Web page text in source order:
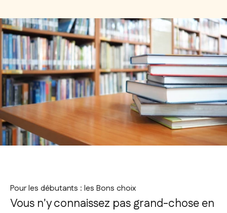
Pour les débutants : les Bons choix
Vous n'y connaissez pas grand-chose en